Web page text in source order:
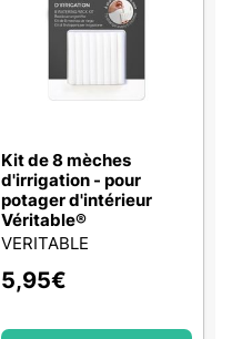
Kit de 8 mèches
d'irrigation - pour
potager d'intérieur
Véritable®
VERITABLE
5,95€